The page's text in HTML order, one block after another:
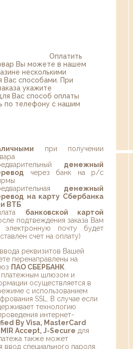
Оплатить
Вы можете в нашем
несколькими
Вас способами. При
укажите
Вас способ оплаты
по телефону с нашим
при получении
денежный
через банк на р/с
денежный
на карту Сбербанка
ВТБ
банковской картой
подтвеждения заказа Вам
электронную почту будет
счет на оплату)
реквизитов Вашей
перенаправлены на
ПАО СБЕРБАНК
платежным шлюзом и
осуществляется в
с использованием
SSL. В случае если
технологию
интернет-
By Visa, MasterCard
Accept, J-Secure для
также может
ввод специального пароля.